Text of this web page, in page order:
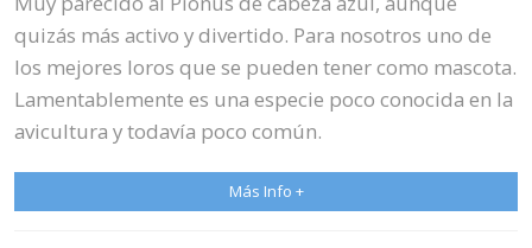
quizás más activo y divertido. Para nosotros uno de
los mejores loros que se pueden tener como mascota.
Lamentablemente es una especie poco conocida en la
avicultura y todavía poco común.
Más Info +